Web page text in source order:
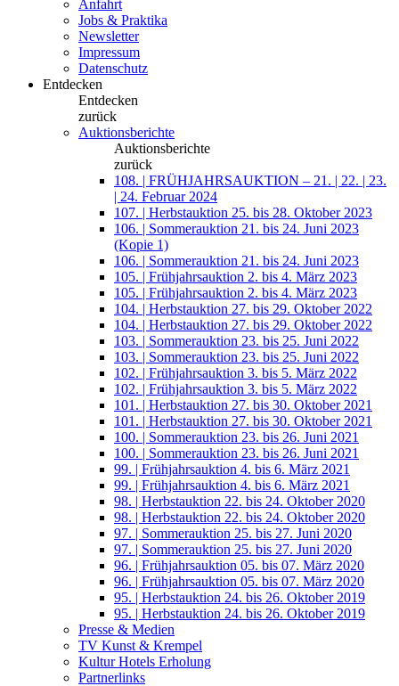
Anfahrt
Jobs & Praktika
Newsletter
Impressum
Datenschutz
Entdecken
Entdecken
zurück
Auktionsberichte
Auktionsberichte
zurück
108. | FRÜHJAHRSAUKTION – 21. | 22. | 23.
| 24. Februar 2024
107. | Herbstauktion 25. bis 28. Oktober 2023
106. | Sommerauktion 21. bis 24. Juni 2023
(Kopie 1)
106. | Sommerauktion 21. bis 24. Juni 2023
105. | Frühjahrsauktion 2. bis 4. März 2023
105. | Frühjahrsauktion 2. bis 4. März 2023
104. | Herbstauktion 27. bis 29. Oktober 2022
104. | Herbstauktion 27. bis 29. Oktober 2022
103. | Sommerauktion 23. bis 25. Juni 2022
103. | Sommerauktion 23. bis 25. Juni 2022
102. | Frühjahrsauktion 3. bis 5. März 2022
102. | Frühjahrsauktion 3. bis 5. März 2022
101. | Herbstauktion 27. bis 30. Oktober 2021
101. | Herbstauktion 27. bis 30. Oktober 2021
100. | Sommerauktion 23. bis 26. Juni 2021
100. | Sommerauktion 23. bis 26. Juni 2021
99. | Frühjahrsauktion 4. bis 6. März 2021
99. | Frühjahrsauktion 4. bis 6. März 2021
98. | Herbstauktion 22. bis 24. Oktober 2020
98. | Herbstauktion 22. bis 24. Oktober 2020
97. | Sommerauktion 25. bis 27. Juni 2020
97. | Sommerauktion 25. bis 27. Juni 2020
96. | Frühjahrsauktion 05. bis 07. März 2020
96. | Frühjahrsauktion 05. bis 07. März 2020
95. | Herbstauktion 24. bis 26. Oktober 2019
95. | Herbstauktion 24. bis 26. Oktober 2019
Presse & Medien
TV Kunst & Krempel
Kultur Hotels Erholung
Partnerlinks